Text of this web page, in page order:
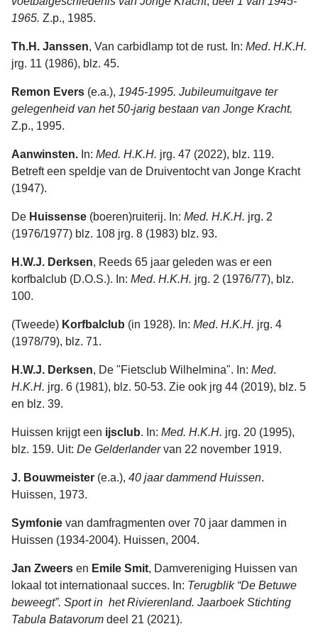
1965. Z.p., 1985.
Th.H. Janssen, Van carbidlamp tot de rust. In: Med. H.K.H.
jrg. 11 (1986), blz. 45.
Remon Evers (e.a.), 1945-1995. Jubileumuitgave ter
gelegenheid van het 50-jarig bestaan van Jonge Kracht.
Z.p., 1995.
Aanwinsten. In: Med. H.K.H. jrg. 47 (2022), blz. 119.
Betreft een speldje van de Druiventocht van Jonge Kracht
(1947).
De Huissense (boeren)ruiterij. In: Med. H.K.H. jrg. 2
(1976/1977) blz. 108 jrg. 8 (1983) blz. 93.
H.W.J. Derksen, Reeds 65 jaar geleden was er een
korfbalclub (D.O.S.). In: Med. H.K.H. jrg. 2 (1976/77), blz.
100.
(Tweede) Korfbalclub (in 1928). In: Med. H.K.H. jrg. 4
(1978/79), blz. 71.
H.W.J. Derksen, De "Fietsclub Wilhelmina". In: Med.
H.K.H. jrg. 6 (1981), blz. 50-53. Zie ook jrg 44 (2019), blz. 5
en blz. 39.
Huissen krijgt een ijsclub. In: Med. H.K.H. jrg. 20 (1995),
blz. 159. Uit: De Gelderlandervan 22 november 1919.
J. Bouwmeister (e.a.), 40 jaar dammend Huissen.
Huissen, 1973.
Symfonie van damfragmenten over 70 jaar dammen in
Huissen (1934-2004). Huissen, 2004.
Jan Zweers en Emile Smit, Damvereniging Huissen van
lokaal tot internationaal succes. In: Terugblik “De Betuwe
beweegt”. Sport in het Rivierenland. Jaarboek Stichting
Tabula Batavorum deel 21 (2021).